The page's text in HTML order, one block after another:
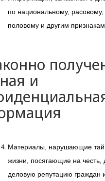
по национальному, расовому,
половому и другим признакам.
и
Материалы, нарушающие
жизни, посягающие на честь,
деловую репутацию граждан